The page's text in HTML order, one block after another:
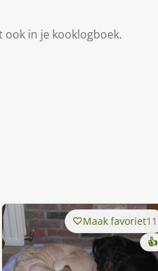
in je kooklogboek.
Maak favoriet11
👍